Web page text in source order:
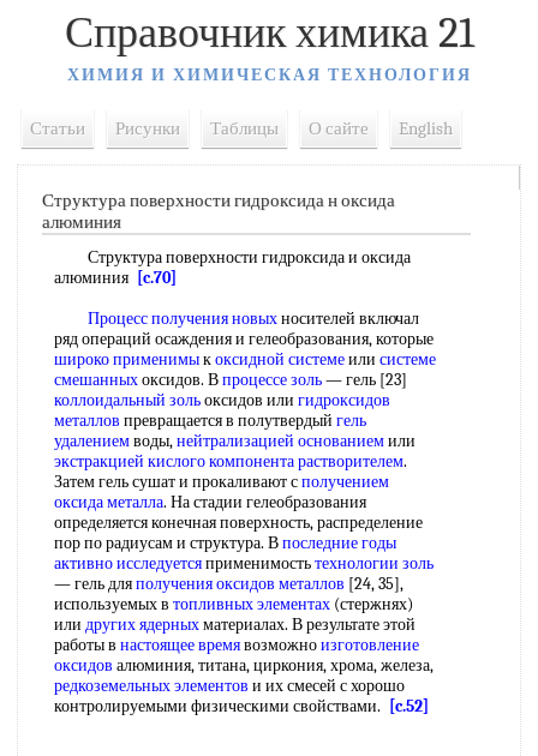
Справочник химика 21
ХИМИЯ И ХИМИЧЕСКАЯ ТЕХНОЛОГИЯ
Статьи Рисунки Таблицы О сайте English
Структура поверхности гидроксида н оксида
алюминия
Структура поверхности гидроксида и оксида
алюминия [c.70]
Процесс получения новыхносителей включал
ряд операций осаждения и гелеобразования, которые
широко применимыкоксидной системеили системе
смешанныхоксидов. Впроцессе золь— гель [23]
коллоидальный зольоксидов или гидроксидов
металлов превращается в полутвердый гель
удалениемводы,нейтрализацией основаниемили
экстракцией кислогокомпонента растворителем.
Затем гель сушат и прокаливают сполучением
оксида металла. На стадии гелеобразования
определяется конечная поверхность, распределение
пор по радиусам и структура. Впоследние годы
активно исследуетсяприменимостьтехнологии золь
— гель дляполучения оксидов металлов [24, 35],
используемых в топливных элементах (стержнях)
или других ядерныхматериалах. В результате этой
работы в настоящее времявозможноизготовление
оксидов алюминия, титана, циркония, хрома, железа,
редкоземельных элементов и их смесей с хорошо
контролируемыми физическими свойствами.
[c.52]